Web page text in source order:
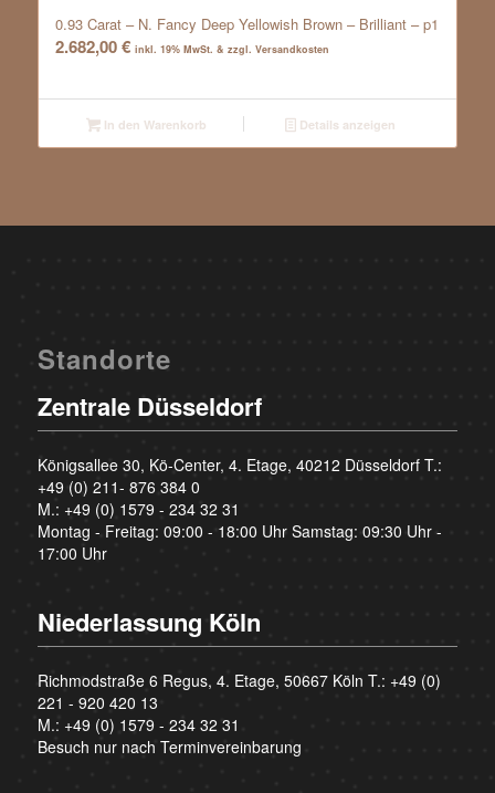
0.93 Carat – N. Fancy Deep Yellowish Brown – Brilliant – p1
2.682,00€ inkl. 19% MwSt. & zzgl. Versandkosten
In den Warenkorb Details anzeigen
Standorte
Zentrale Düsseldorf
Königsallee 30, Kö-Center, 4. Etage, 40212 Düsseldorf T.:
+49 (0) 211- 876 384 0
M.: +49 (0) 1579 - 234 32 31
Montag - Freitag: 09:00 - 18:00 Uhr Samstag: 09:30 Uhr -
17:00 Uhr
Niederlassung Köln
Richmodstraße 6 Regus, 4. Etage, 50667 Köln T.: +49 (0)
221 - 920 420 13
M.: +49 (0) 1579 - 234 32 31
Besuch nur nach Terminvereinbarung